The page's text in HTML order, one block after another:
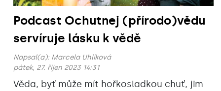
Podcast Ochutnej (přírodo)vědu
servíruje lásku k vědě
Napsal(a): Marcela Uhlíková
pátek, 27. říjen 2023 14:31
Věda, byť může mít hořkosladkou chuť, jim